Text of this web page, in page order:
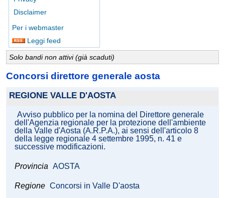
Disclaimer
Per i webmaster
Leggi feed
Solo bandi non attivi (già scaduti)
Concorsi direttore generale aosta
REGIONE VALLE D'AOSTA
Avviso pubblico per la nomina del Direttore generale
dell'Agenzia regionale per la protezione dell'ambiente
della Valle d'Aosta (A.R.P.A.), ai sensi dell'articolo 8
della legge regionale 4 settembre 1995, n. 41 e
successive modificazioni.
Provincia AOSTA
Regione Concorsi in Valle D'aosta